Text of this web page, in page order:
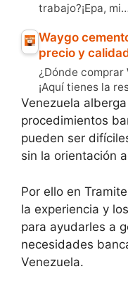
trabajo?¡Epa,
Waygo
precio y
¿Dónde comprar
¡Aquí tienes la
Venezuela
procedimientos
pueden ser
sin la orientación
Por ello en
la experiencia y
para ayudarles a
necesidades
Venezuela.